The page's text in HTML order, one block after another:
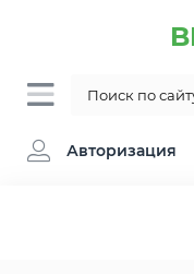
Авторизация
»